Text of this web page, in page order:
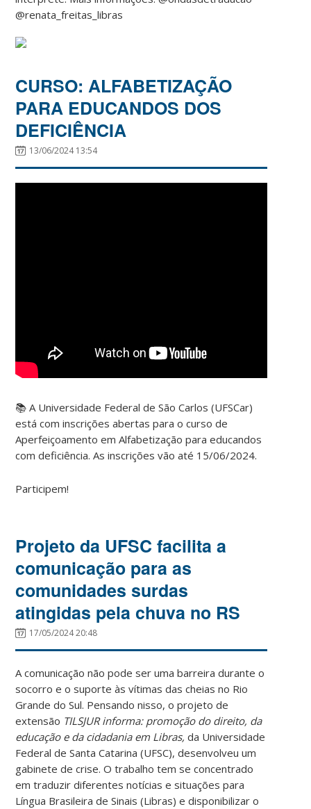
@renata_freitas_libras
CURSO: ALFABETIZAÇÃO
PARA EDUCANDOS DOS
DEFICIÊNCIA
13/06/2024 13:54
📚 A Universidade Federal de São Carlos (UFSCar)
está com inscrições abertas para o curso de
Aperfeiçoamento em Alfabetização para educandos
com deficiência. As inscrições vão até 15/06/2024.
Participem!
Projeto da UFSC facilita a
comunicação para as
comunidades surdas
atingidas pela chuva no RS
17/05/2024 20:48
A comunicação não pode ser uma barreira durante o
socorro e o suporte às vítimas das cheias no Rio
Grande do Sul. Pensando nisso, o projeto de
extensão TILSJUR informa: promoção do direito, da
educação e da cidadania em Libras,da Universidade
Federal de Santa Catarina (UFSC), desenvolveu um
gabinete de crise. O trabalho tem se concentrado
em traduzir diferentes notícias e situações para
Língua Brasileira de Sinais (Libras) e disponibilizar o